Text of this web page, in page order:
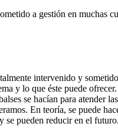
a gestión en muchas
intervenido y
y lo que éste puede
se hacían para atender
En teoría, se puede
se pueden reducir en el futuro.